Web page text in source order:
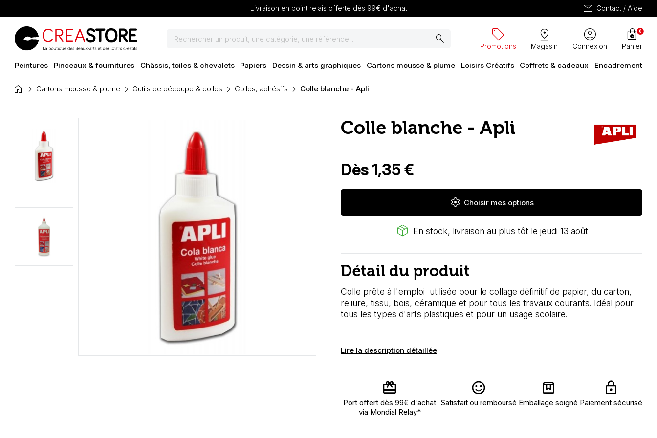
Livraison en point relais offerte dès 99€ d'achat mail Contact / Aide
search sell
Promotions
pin_drop
Magasin
account_circle
Connexion
shopping_bag
Panier
0
Peintures Pinceaux & fournitures Châssis, toiles & chevalets Papiers Dessin & arts graphiques Cartons mousse & plume Loisirs Créatifs Coffrets & cadeaux Encadrement
home Cartons mousse & plume Outils de découpe & colles Colles, adhésifs Colle blanche - Apli
Colle blanche - Apli
Dès 1,35 €
settings Choisir mes options
package_2 En stock, livraison au plus tôt le jeudi 13 août
Détail du produit
Colle prête à l'emploi utilisée pour le collage définitif de papier, du carton,
reliure, tissu, bois, céramique et pour tous les travaux courants. Idéal pour
tous les types d'arts plastiques et pour un usage scolaire.
Lire la description détaillée
Port offert dès 99€ d'achat
via Mondial Relay*
Satisfait ou remboursé Emballage soigné Paiement sécurisé